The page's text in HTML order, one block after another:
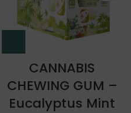
CANNABIS
CHEWING GUM –
Eucalyptus Mint